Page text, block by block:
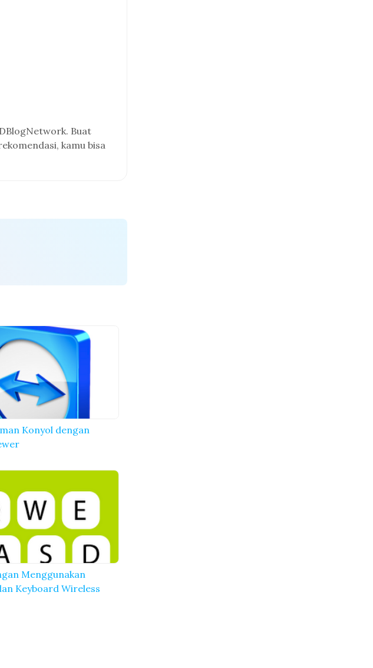
Buat
kamu bisa
Konyol dengan
Menggunakan
Keyboard Wireless